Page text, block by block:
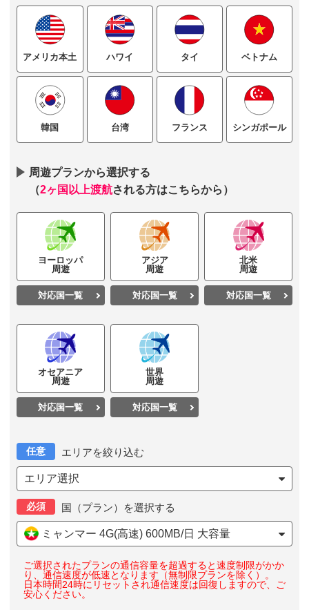
アメリカ本土 ハワイ タイ ベトナム
韓国 台湾 フランス シンガポール
周遊プランから選択する
（2ヶ国以上渡航される方はこちらから）
ヨーロッパ
周遊
対応国一覧
アジア
周遊
対応国一覧
北米
周遊
対応国一覧
オセアニア
周遊
対応国一覧
世界
周遊
対応国一覧
任意 エリアを絞り込む
エリア選択
必須 国（プラン）を選択する
ミャンマー 4G(高速) 600MB/日 大容量
ご選択されたプランの通信容量を超過すると速度制限がかか
り、通信速度が低速となります（無制限プランを除く）。
日本時間24時にリセットされ通信速度は回復しますので、ご
安心ください。